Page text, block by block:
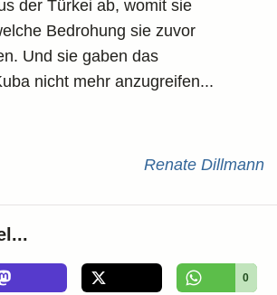
der Türkei ab, womit sie
Bedrohung sie zuvor
Und sie gaben das
nicht mehr anzugreifen...
Renate Dillmann
0